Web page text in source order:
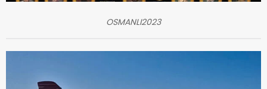
OSMANLI2023